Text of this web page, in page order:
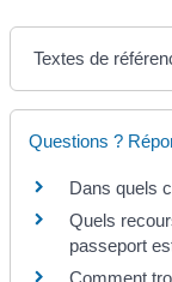
Textes de
Questions ?
Dans quels
Quels
passeport
Comment